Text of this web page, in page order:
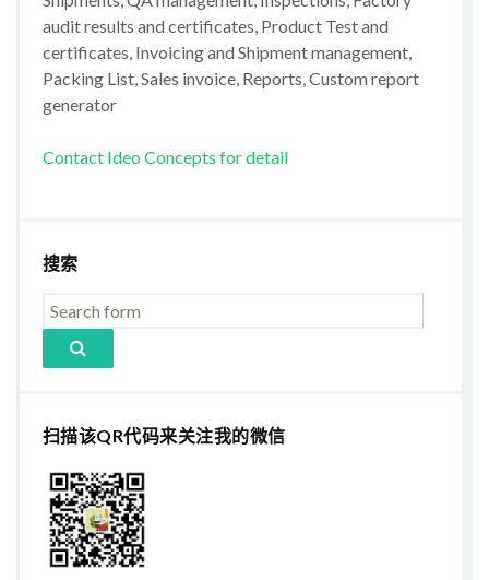
audit results and certificates, Product Test and
certificates, Invoicing and Shipment management,
Packing List, Sales invoice, Reports, Custom report
generator
Contact Ideo Concepts for detail
搜索
扫描该QR代码来关注我的微信